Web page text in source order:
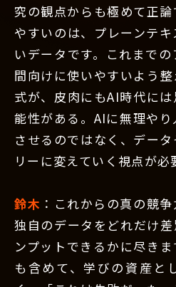
究の観点からも極めて正
やすいのは、プレーンテ
いデータです。これまで
間向けに使いやすいよう
式が、皮肉にもAI時代に
能性がある。AIに無理や
させるのではなく、デー
リーに変えていく視点が必
鈴木 ：これからの真の競
独自のデータをどれだけ
ンプットできるかに尽き
も含めて、学びの資産と